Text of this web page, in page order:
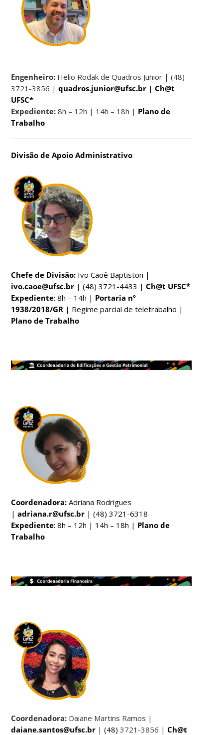
Engenheiro: Helio Rodak de Quadros Junior | (48)
3721-3856 |quadros.junior@ufsc.br |Ch@t
UFSC*
Expediente: 8h – 12h | 14h – 18h | Plano de
Trabalho
Divisão de Apoio Administrativo
Chefe de Divisão: Ivo Caoê Baptiston |
ivo.caoe@ufsc.br | (48) 3721-4433 |Ch@t UFSC*
Expediente: 8h – 14h | Portaria nº
1938/2018/GR | Regime parcial de teletrabalho |
Plano de Trabalho
Coordenadora: Adriana Rodrigues
|adriana.r@ufsc.br | (48) 3721-6318
Expediente: 8h – 12h | 14h – 18h | Plano de
Trabalho
Coordenadora: Daiane Martins Ramos |
daiane.santos@ufsc.br |(48) 3721-3856 |Ch@t